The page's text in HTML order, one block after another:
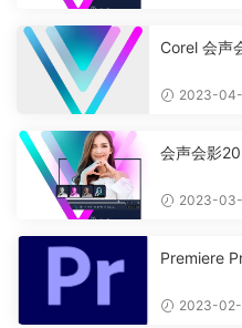
Corel 会声
2023-
会声会影
2023-
Premiere
2023-